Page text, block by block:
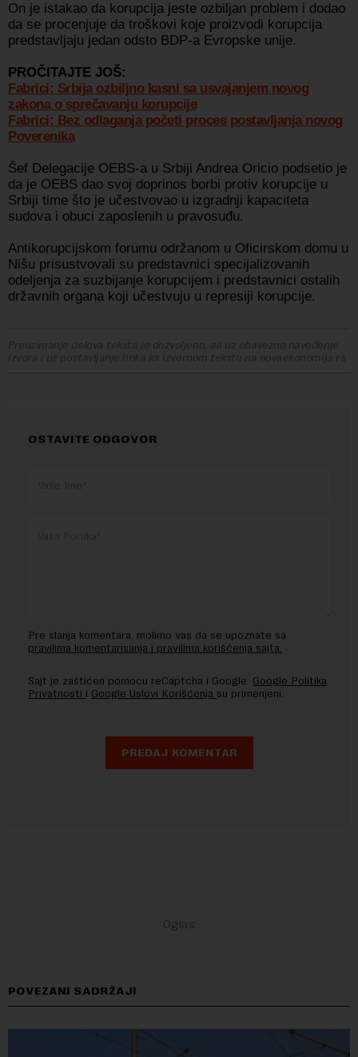
On je istakao da korupcija jeste ozbiljan problem i dodao
da se procenjuje da troškovi koje proizvodi korupcija
predstavljaju jedan odsto BDP-a Evropske unije.
PROČITAJTE JOŠ:
Fabrici: Srbija ozbiljno kasni sa usvajanjem novog
zakona o sprečavanju korupcije
Fabrici: Bez odlaganja početi proces postavljanja novog
Poverenika
Šef Delegacije OEBS-a u Srbiji Andrea Oricio podsetio je
da je OEBS dao svoj doprinos borbi protiv korupcije u
Srbiji time što je učestvovao u izgradnji kapaciteta
sudova i obuci zaposlenih u pravosuđu.
Antikorupcijskom forumu održanom u Oficirskom domu u
Nišu prisustvovali su predstavnici specijalizovanih
odeljenja za suzbijanje korupcijem i predstavnici ostalih
državnih organa koji učestvuju u represiji korupcije.
Preuzimanje delova teksta je dozvoljeno, ali uz obavezno navođenje
izvora i uz postavljanje linka ka izvornom tekstu na novaekonomija.rs
OSTAVITE ODGOVOR
Pre slanja komentara, molimo vas da se upoznate sa
pravilima komentarisanja i pravilima korišćenja sajta.
Sajt je zaštićen pomocu reCaptcha i Google. Google Politika
Privatnosti i Google Uslovi Korišćenja su primenjeni.
POVEZANI SADRŽAJI